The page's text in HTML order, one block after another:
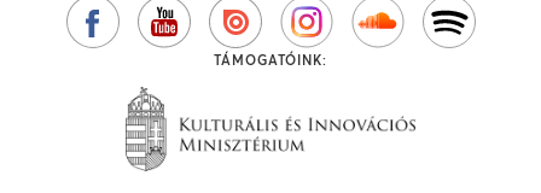
TÁMOGATÓINK: